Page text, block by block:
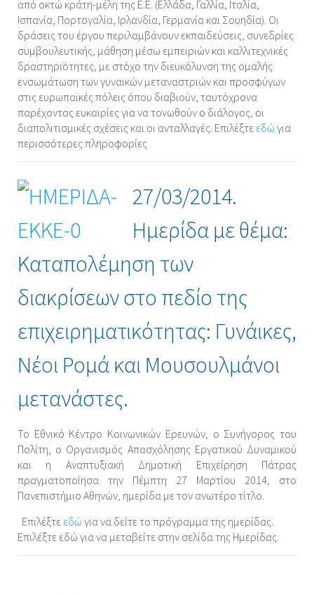
από οκτώ κράτη-μέλη της Ε.Ε. (Ελλάδα, Γαλλία, Ιταλία,
Ισπανία, Πορτογαλία, Ιρλανδία, Γερμανία και Σουηδία). Οι
δράσεις του έργου περιλαμβάνουν εκπαιδεύσεις, συνεδρίες
συμβουλευτικής, μάθηση μέσω εμπειριών και καλλιτεχνικές
δραστηριότητες, με στόχο την διευκόλυνση της ομαλής
ενσωμάτωση των γυναικών μεταναστριών και προσφύγων
στις ευρωπαϊκές πόλεις όπου διαβιούν, ταυτόχρονα
παρέχοντας ευκαιρίες για να τονωθούν ο διάλογος, οι
διαπολιτισμικές σχέσεις και οι ανταλλαγές. Επιλέξτε εδώ για
περισσότερες πληροφορίες
27/03/2014.
Ημερίδα με θέμα:
Καταπολέμηση των
διακρίσεων στο πεδίο της
επιχειρηματικότητας: Γυνάικες,
Νέοι Ρομά και Μουσουλμάνοι
μετανάστες.
Το Εθνικό Κέντρο Κοινωνικών Ερευνών, ο Συνήγορος του
Πολίτη, ο Οργανισμός Απασχόλησης Εργατικού Δυναμικού
και η Αναπτυξιακή Δημοτική Επιχείρηση Πάτρας
πραγματοποίησα την Πέμπτη 27 Μαρτίου 2014, στο
Πανεπιστήμιο Αθηνών, ημερίδα με τον ανωτέρο τίτλο.
Επιλέξτε εδώ για να δείτε το πρόγραμμα της ημερίδας.
Επιλέξτε εδώ για να μεταβείτε στην σελίδα της Ημερίδας.